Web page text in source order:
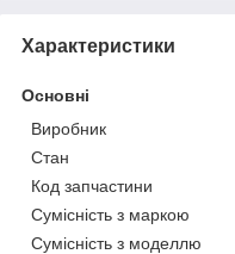
Характеристики
Основні
Виробник
Стан
Код запчастини
Сумісність з маркою
Сумісність з моделлю